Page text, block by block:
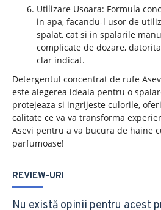
Utilizare Usoara: Formula
in apa, facandu-l usor de
spalat, cat si in spalarile
complicate de dozare,
clar indicat.
Detergentul concentrat de rufe
este alegerea ideala pentru o
protejeaza si ingrijeste culorile,
calitate ce va va transforma
Asevi pentru a va bucura de haine
parfumoase!
REVIEW-URI
Nu există opinii pentru acest